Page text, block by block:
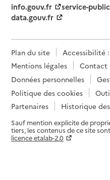
info.gouv.fr
service-
data.gouv.fr
Plan du site
Accessibilité
Mentions légales
Contact
Données personnelles
Politique des cookies
Partenaires
Historique
Sauf mention explicite de
tiers, les contenus de ce site
licence etalab-2.0